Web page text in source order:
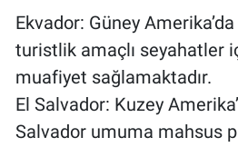
Ekvador: Güney
turistlik amaçlı seyahatler
muafiyet sağlamaktadır.
El Salvador: Kuzey
Salvador umuma mahsus